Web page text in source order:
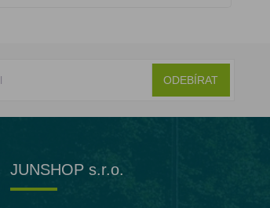
ODEBÍRAT
JUNSHOP s.r.o.